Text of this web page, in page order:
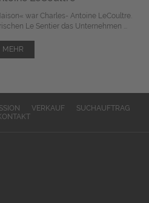
war Charles- Antoine LeCoultre.
Le Sentier das Unternehmen ...
MEHR
VERKAUF
SUCHAUFTRAG